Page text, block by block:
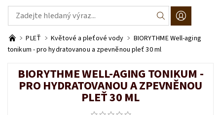
PLEŤ Květové a pleťové vody
BIORYTHME Well-aging
tonikum - pro hydratovanou a zpevněnou pleť 30 ml
BIORYTHME WELL-AGING TONIKUM -
PRO HYDRATOVANOU A ZPEVNĚNOU
PLEŤ 30 ML